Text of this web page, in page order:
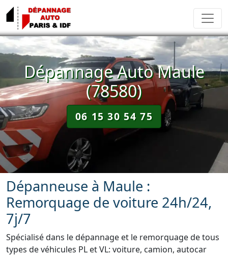
Dépannage Auto Maule
(78580)
06 15 30 54 75
Dépanneuse à Maule :
Remorquage de voiture 24h/24,
7j/7
Spécialisé dans le dépannage et le remorquage de tous
types de véhicules PL et VL: voiture, camion, autocar